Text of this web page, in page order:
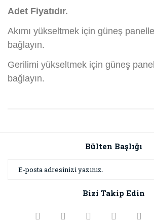
Adet Fiyatıdır.
Akımı yükseltmek için güneş
bağlayın.
Gerilimi yükseltmek için güneş
bağlayın.
Görüş ve önerileriniz için teşekkür ederiz.
Ürün resmi kalitesiz, bozuk veya
Ürün bilgilerinde hatalar bulunuyor.
Bülten Başlığı
Bizi Takip Edin